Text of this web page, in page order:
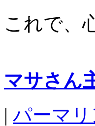
これで、
マサさん
| パーマリ